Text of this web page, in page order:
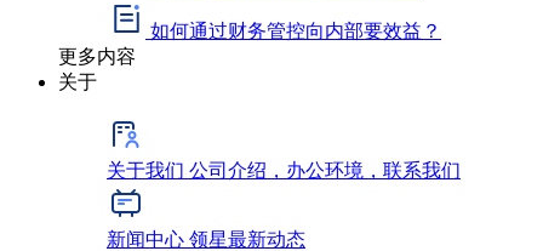
如何通过财务管控向内部要效益？
更多内容
关于
关于我们 公司介绍，办公环境，联系我们
新闻中心 领星最新动态